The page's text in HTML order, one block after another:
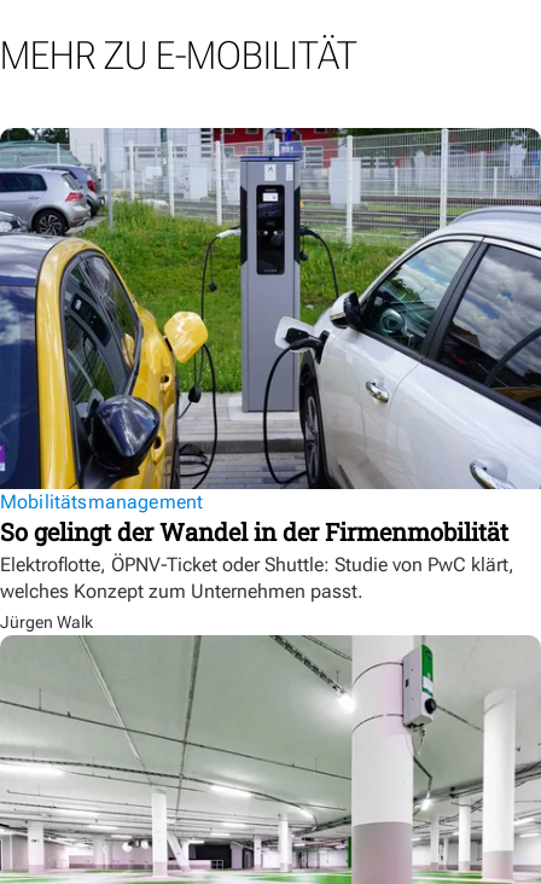
MEHR ZU E-MOBILITÄT
Mobilitätsmanagement
So gelingt der Wandel in der Firmenmobilität
Elektroflotte, ÖPNV-Ticket oder Shuttle: Studie von PwC klärt,
welches Konzept zum Unternehmen passt.
Jürgen Walk